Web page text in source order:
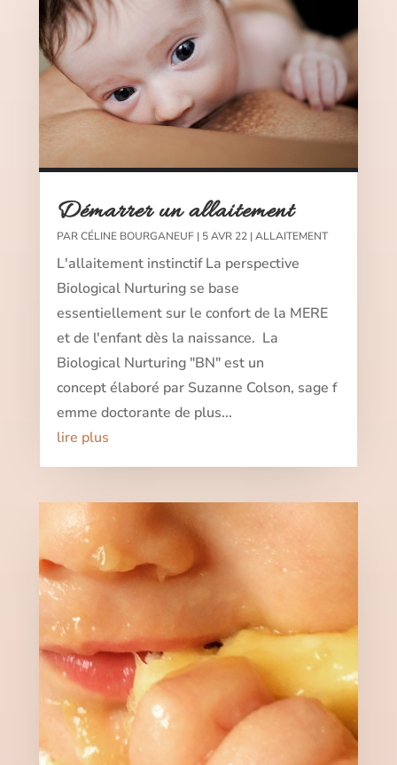
Démarrer un allaitement
PARCÉLINE BOURGANEUF | 5 AVR 22|ALLAITEMENT
L'allaitement instinctif La perspective
Biological Nurturing se base
essentiellement sur le confort de la MERE
et de l'enfant dès la naissance. La
Biological Nurturing "BN" est un
concept élaboré par Suzanne Colson, sage f
emme doctorante de plus...
lire plus